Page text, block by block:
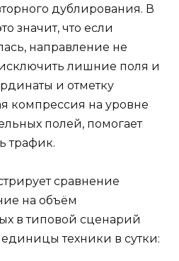
дублирования. В
значит, что если
направление не
лишние поля и
и отметку
компрессия на уровне
полей, помогает
трафик.
сравнение
на объём
в типовой сценарий
техники в сутки: